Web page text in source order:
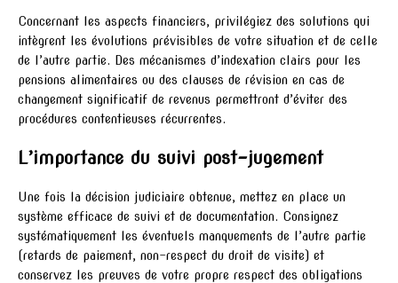
Concernant les aspects financiers, privilégiez des solutions qui
intègrent les évolutions prévisibles de votre situation et de celle
de l’autre partie. Des mécanismes d’indexation clairs pour les
pensions alimentaires ou des clauses de révision en cas de
changement significatif de revenus permettront d’éviter des
procédures contentieuses récurrentes.
L’importance du suivi post-jugement
Une fois la décision judiciaire obtenue, mettez en place un
système efficace de suivi et de documentation. Consignez
systématiquement les éventuels manquements de l’autre partie
(retards de paiement, non-respect du droit de visite) et
conservez les preuves de votre propre respect des obligations